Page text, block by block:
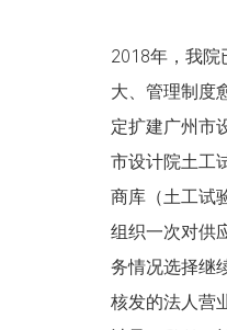
2018年，我院
大、管理制度
定扩建广州市
市设计院土工
商库（土工试
组织一次对供
务情况选择继
核发的法人营